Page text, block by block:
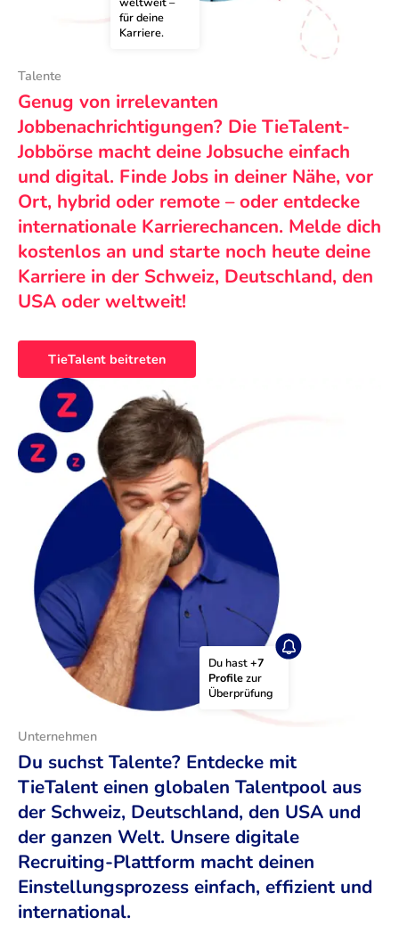
für deine
Karriere.
Talente
Genug von irrelevanten
Jobbenachrichtigungen? Die TieTalent-
Jobbörse macht deine Jobsuche einfach
und digital. Finde Jobs in deiner Nähe, vor
Ort, hybrid oder remote – oder entdecke
internationale Karrierechancen. Melde dich
kostenlos an und starte noch heute deine
Karriere in der Schweiz, Deutschland, den
USA oder weltweit!
TieTalent beitreten
Du hast +7
Profile zur
Überprüfung
Unternehmen
Du suchst Talente? Entdecke mit
TieTalent einen globalen Talentpool aus
der Schweiz, Deutschland, den USA und
der ganzen Welt. Unsere digitale
Recruiting-Plattform macht deinen
Einstellungsprozess einfach, effizient und
international.